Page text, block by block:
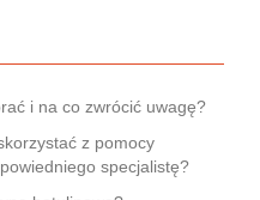
i na co zwrócić uwagę?
z pomocy
specjalistę?